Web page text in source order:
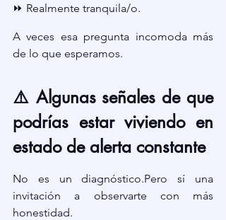
⏩ Realmente tranquila/o.
A veces esa pregunta incomoda más
de lo que esperamos.
⚠️ Algunas señales de que
podrías estar viviendo en
estado de alerta constante
No es un diagnóstico.Pero sí una
invitación a observarte con más
honestidad.